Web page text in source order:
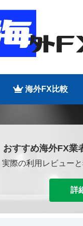
海外FX比較
おすすめ海外FX業
実際の利用レビュー
詳